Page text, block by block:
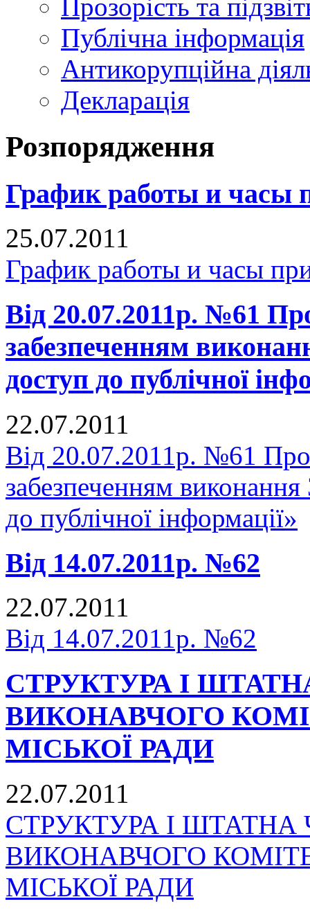
Прозорість та
Публічна інформація
Антикорупційна
Декларація
Розпорядження
График работы и часы
25.07.2011
График работы и часы
Від 20.07.2011р. №61
забезпеченням
доступ до публічної
22.07.2011
Від 20.07.2011р. №61 Про
забезпеченням
до публічної інформації»
Від 14.07.2011р. №62
22.07.2011
Від 14.07.2011р. №62
СТРУКТУРА І
ВИКОНАВЧОГО
МІСЬКОЇ РАДИ
22.07.2011
СТРУКТУРА І ШТАТНА
ВИКОНАВЧОГО
МІСЬКОЇ РАДИ